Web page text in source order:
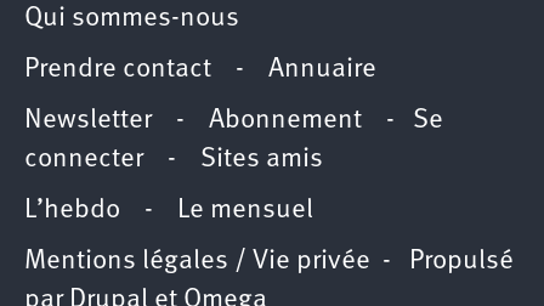
Qui sommes-nous
Prendre contact - Annuaire
Newsletter - Abonnement - Se
connecter- Sites amis
L’hebdo - Le mensuel
Mentions légales / Vie privée - Propulsé
par Drupal et Omega